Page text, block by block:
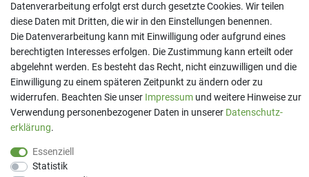
Telefon: 07191 - 9 33 21 80
E-Mail:
info@printaro.de
Bürozeiten
Mo - Fr 09:00 Uhr - 13:00 Uhr
Datenverarbeitung erfolgt erst durch gesetzte Cookies. Wir teilen
diese Daten mit Dritten, die wir in den Einstellungen benennen.
Die Datenverarbeitung kann mit Einwilligung oder aufgrund eines
berechtigten Interesses erfolgen. Die Zustimmung kann erteilt oder
abgelehnt werden. Es besteht das Recht, nicht einzuwilligen und die
Einwilligung zu einem späteren Zeitpunkt zu ändern oder zu
widerrufen. Beachten Sie unser Impressum und weitere Hinweise zur
Verwendung personenbezogener Daten in unserer Daten­schutz­
erklärung.
Essenziell
Statistik